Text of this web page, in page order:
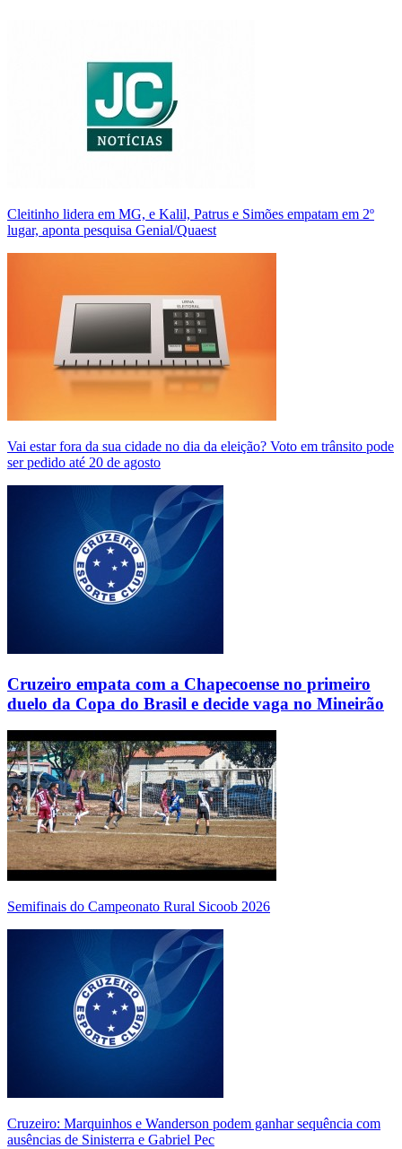
Cleitinho lidera em MG, e Kalil, Patrus e Simões empatam em 2º
lugar, aponta pesquisa Genial/Quaest
Vai estar fora da sua cidade no dia da eleição? Voto em trânsito pode
ser pedido até 20 de agosto
Cruzeiro empata com a Chapecoense no primeiro
duelo da Copa do Brasil e decide vaga no Mineirão
Semifinais do Campeonato Rural Sicoob 2026
Cruzeiro: Marquinhos e Wanderson podem ganhar sequência com
ausências de Sinisterra e Gabriel Pec